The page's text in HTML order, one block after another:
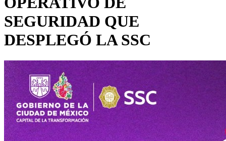
SEGURIDAD QUE
DESPLEGÓ LA SSC